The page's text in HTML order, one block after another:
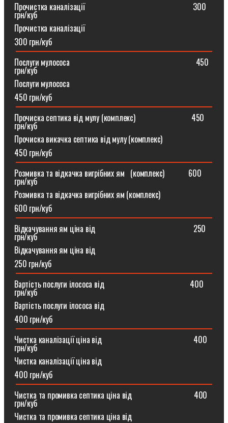
Прочистка каналізації⠀⠀⠀⠀⠀⠀⠀⠀⠀⠀⠀⠀⠀⠀⠀⠀⠀⠀300
грн/куб
Прочистка каналізації
300 грн/куб
Послуги мулососа⠀⠀⠀⠀⠀⠀⠀⠀⠀⠀⠀⠀⠀⠀⠀⠀⠀⠀⠀⠀⠀450
грн/куб
Послуги мулососа
450 грн/куб
Прочиска септика від мулу (комплекс) ⠀⠀⠀⠀⠀⠀⠀⠀⠀450
грн/куб
Прочиска викачка септика від мулу (комплекс)
450 грн/куб
Розмивка та відкачка вигрібних ям⠀(комплекс)⠀⠀⠀⠀600
грн/куб
Розмивка та відкачка вигрібних ям (комплекс)⠀
600 грн/куб
Відкачування ям ціна від ⠀⠀⠀⠀⠀⠀⠀⠀⠀⠀⠀⠀⠀⠀⠀⠀250
грн/куб
Відкачування ям ціна від
250 грн/куб
Вартість послуги ілососа від ⠀⠀⠀⠀⠀⠀⠀⠀⠀⠀⠀⠀⠀⠀400
грн/куб
Вартість послуги ілососа від
400 грн/куб
Чистка каналізації ціна від ⠀⠀⠀⠀⠀⠀⠀⠀⠀⠀⠀⠀⠀⠀⠀400
грн/куб
Чистка каналізації ціна від
400 грн/куб
Чистка та промивка септика ціна від ⠀⠀⠀⠀⠀⠀⠀⠀⠀⠀400
грн/куб
Чистка та промивка септика ціна від